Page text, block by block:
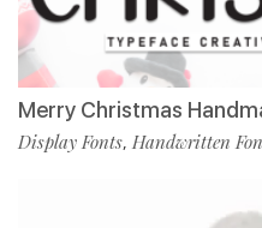
Merry Christmas
Display Fonts, Handwritten